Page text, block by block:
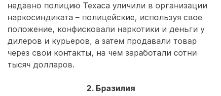
недавно полицию Техаса уличили в организации
наркосиндиката – полицейские, используя свое
положение, конфисковали наркотики и деньги у
дилеров и курьеров, а затем продавали товар
через свои контакты, на чем заработали сотни
тысяч долларов.
2. Бразилия